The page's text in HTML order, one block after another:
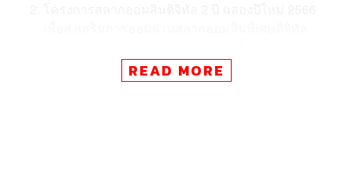
ดิจิทัล ในระหว่างวันที่ 2 ธันวาคม 2565 ถึงวันที่ 31
มกราคม 2566 โดยเพิ่มรางวัลพิเศษรางวัลละ 1 ล้าน
READ MORE